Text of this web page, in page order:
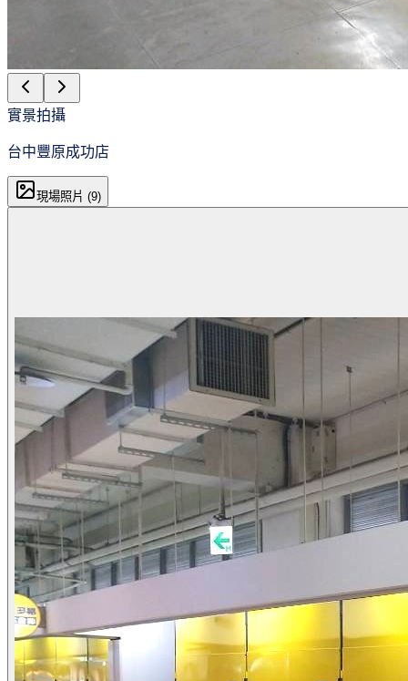
實景拍攝
台中豐原成功店
現場照片 (9)